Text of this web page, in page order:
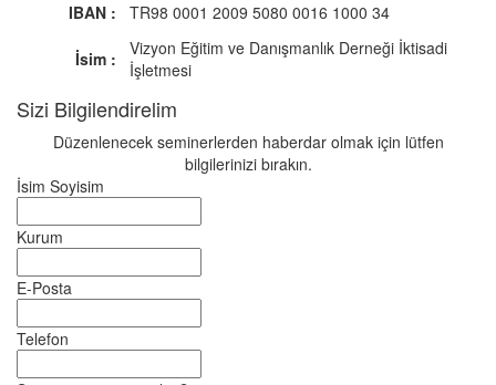
IBAN : TR98 0001 2009 5080 0016 1000 34
İsim :
Vizyon Eğitim ve Danışmanlık Derneği İktisadi
İşletmesi
Sizi Bilgilendirelim
Düzenlenecek seminerlerden haberdar olmak için lütfen
bilgilerinizi bırakın.
İsim Soyisim
Kurum
E-Posta
Telefon